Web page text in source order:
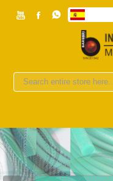
  